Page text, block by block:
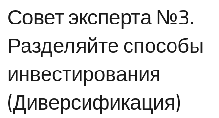
Совет эксперта №3.
Разделяйте способы
инвестирования
(Диверсификация)